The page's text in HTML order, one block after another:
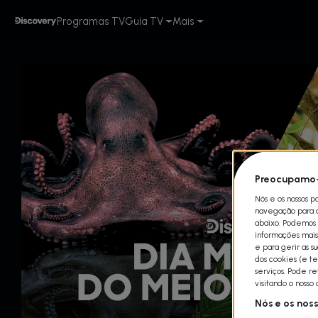
Programas TVGuía TV Mais
Nós e os
navegação para
abaixo.
informações
e para gerir as
dos cookies (e
serviços. Pode
visitando o
Nós e os